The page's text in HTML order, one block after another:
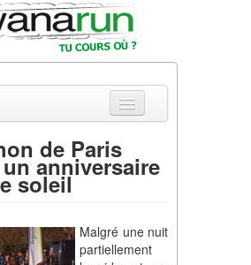
& Courses
de Paris
un anniversaire
soleil
Malgré une nuit
partiellement